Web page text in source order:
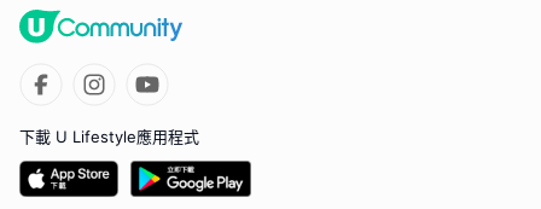
下載 U Lifestyle應用程式